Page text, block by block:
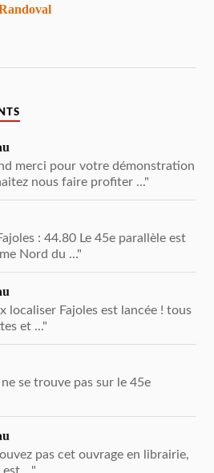
merci pour votre démonstration
nous faire profiter ..."
: 44.80 Le 45e parallèle est
Nord du ..."
localiser Fajoles est lancée ! tous
et ..."
se trouve pas sur le 45e
pas cet ouvrage en librairie,
..."